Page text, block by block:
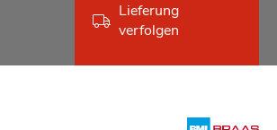
Lieferung
verfolgen